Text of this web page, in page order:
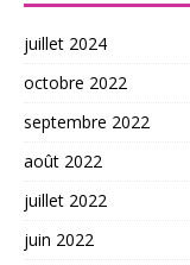
juillet 2024
octobre 2022
septembre 2022
août 2022
juillet 2022
juin 2022